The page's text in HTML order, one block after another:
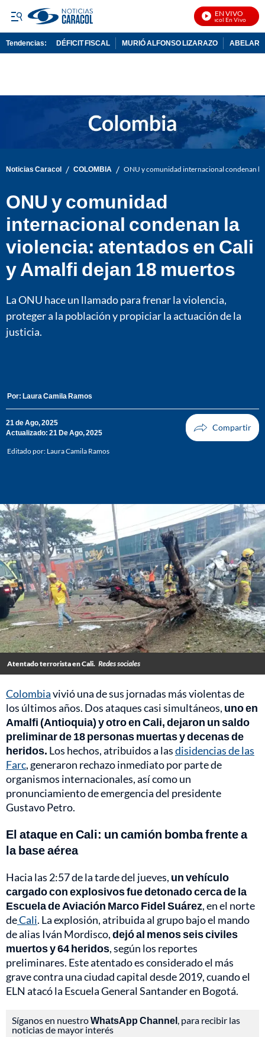
EN VIVO
Noticias Caracol En Vivo
Tendencias: DÉFICIT FISCAL MURIÓ ALFONSO LIZARAZO
Noticias Caracol / COLOMBIA / ONU y comunidad internacional condenan
ONU y comunidad
internacional condenan la
violencia: atentados en Cali
y Amalfi dejan 18 muertos
La ONU hace un llamado para frenar la violencia,
proteger a la población y propiciar la actuación de la
justicia.
Por: Laura Camila Ramos
21 de Ago, 2025
Actualizado: 21 De Ago, 2025
Editado por: Laura Camila Ramos
Atentado terrorista en Cali. Redes sociales
Colombiavivió una de sus jornadas más violentas de
los últimos años. Dos ataques casi simultáneos, uno en
Amalfi (Antioquia) y otro en Cali, dejaron un saldo
preliminar de 18 personas muertas y decenas de
heridos. Los hechos, atribuidos a lasdisidencias de las
Farc, generaron rechazo inmediato por parte de
organismos internacionales, así como un
pronunciamiento de emergencia del presidente
Gustavo Petro.
El ataque en Cali: un camión bomba frente a
la base aérea
Hacia las 2:57 de la tarde del jueves, un vehículo
cargado con explosivos fue detonado cerca de la
Escuela de Aviación Marco Fidel Suárez, en el norte
deCali. La explosión, atribuida al grupo bajo el mando
de alias Iván Mordisco,dejó al menos seis civiles
muertos y 64 heridos, según los reportes
preliminares. Este atentado es considerado el más
grave contra una ciudad capital desde 2019, cuando el
ELN atacó la Escuela General Santander en Bogotá.
Síganos en nuestroWhatsApp Channel, para recibir las
noticias de mayor interés